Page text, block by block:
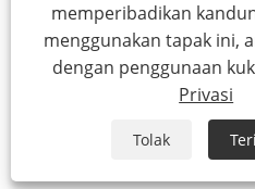
memperibadikan
menggunakan tapak ini,
dengan penggunaan
Privasi
Tolak